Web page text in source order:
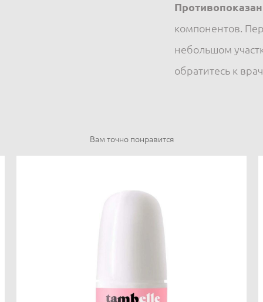
компонентов.
небольшом
обратитесь к
Вам точно понравится